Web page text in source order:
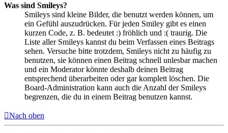
Was sind Smileys?
Smileys sind kleine Bilder, die benutzt werden können, um
ein Gefühl auszudrücken. Für jeden Smiley gibt es einen
kurzen Code, z. B. bedeutet :) fröhlich und :( traurig. Die
Liste aller Smileys kannst du beim Verfassen eines Beitrags
sehen. Versuche bitte trotzdem, Smileys nicht zu häufig zu
benutzen, sie können einen Beitrag schnell unlesbar machen
und ein Moderator könnte deshalb deinen Beitrag
entsprechend überarbeiten oder gar komplett löschen. Die
Board-Administration kann auch die Anzahl der Smileys
begrenzen, die du in einem Beitrag benutzen kannst.
Nach oben